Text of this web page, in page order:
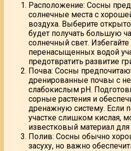
Расположение: Сосны
солнечные места с
воздуха. Выберите
будет получать большую
солнечный свет.
перенасыщенных водой
предотвратить развитие
Почва: Сосны
дренированные почвы с
слабокислым pH.
сорные растения и
дренажную систему. Если
участке слишком кислая,
известковый материал
Полив: Сосны обычно
засуху, но важно